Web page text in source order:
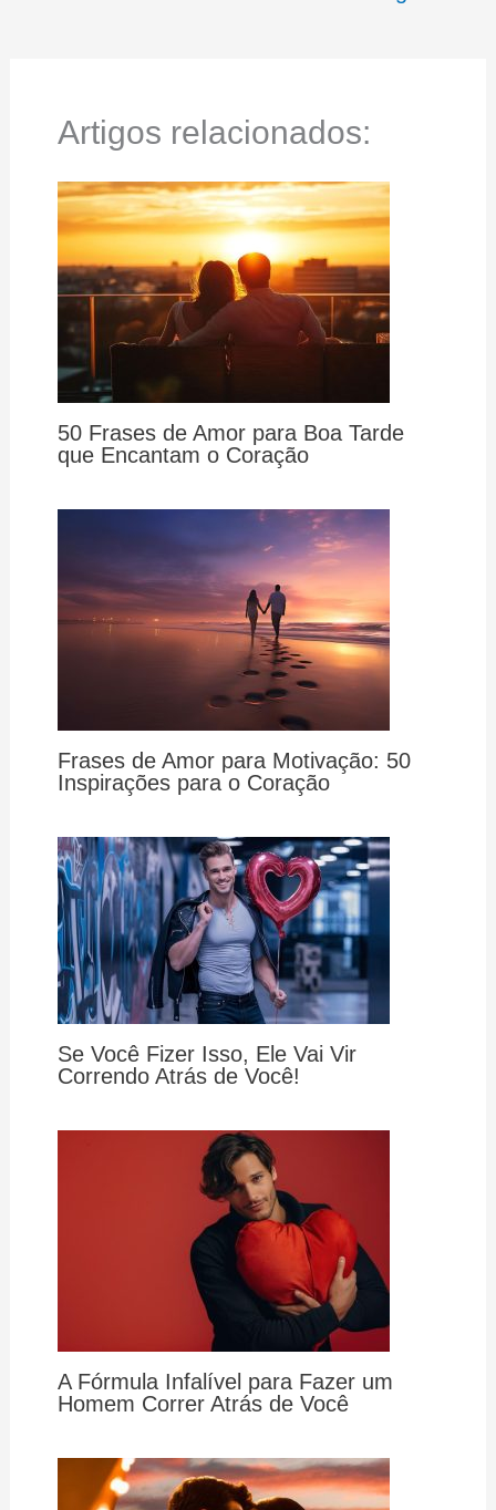
Artigos relacionados:
50 Frases de Amor para Boa Tarde
que Encantam o Coração
Frases de Amor para Motivação: 50
Inspirações para o Coração
Se Você Fizer Isso, Ele Vai Vir
Correndo Atrás de Você!
A Fórmula Infalível para Fazer um
Homem Correr Atrás de Você